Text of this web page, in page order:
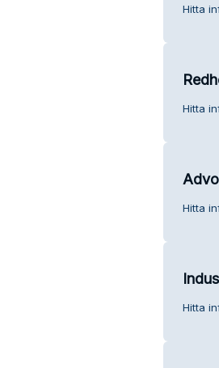
Hitta
Hitta
Hitta
Hitta